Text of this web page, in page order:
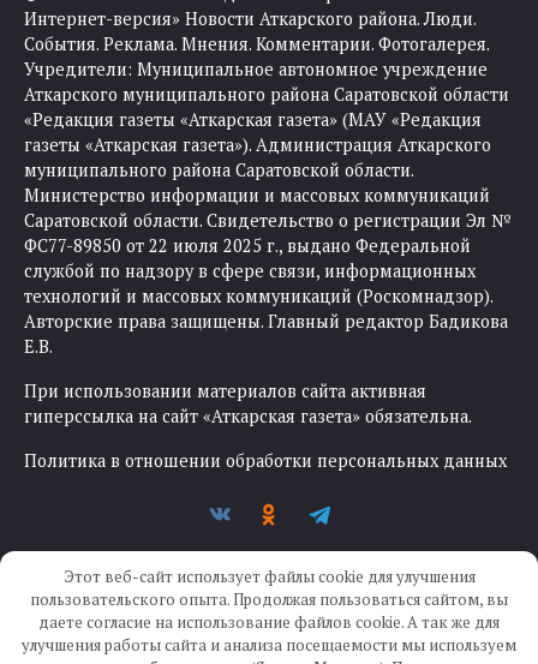
Интернет-версия» Новости Аткарского района. Люди.
События. Реклама. Мнения. Комментарии. Фотогалерея.
Учредители: Муниципальное автономное учреждение
Аткарского муниципального района Саратовской области
«Редакция газеты «Аткарская газета» (МАУ «Редакция
газеты «Аткарская газета»). Администрация Аткарского
муниципального района Саратовской области.
Министерство информации и массовых коммуникаций
Саратовской области. Свидетельство о регистрации Эл №
ФС77-89850 от 22 июля 2025 г., выдано Федеральной
службой по надзору в сфере связи, информационных
технологий и массовых коммуникаций (Роскомнадзор).
Авторские права защищены. Главный редактор Бадикова
Е.В.
При использовании материалов сайта активная
гиперссылка на сайт «Аткарская газета» обязательна.
Политика в отношении обработки персональных данных
Этот веб-сайт использует файлы cookie для улучшения
пользовательского опыта. Продолжая пользоваться сайтом, вы
даете согласие на использование файлов cookie. А так же для
улучшения работы сайта и анализа посещаемости мы используем